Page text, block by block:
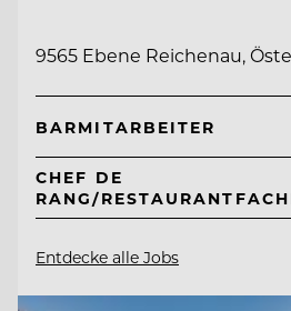
9565 Ebene Reichenau,
BARMITARBEITER
CHEF DE
RANG/
Entdecke alle Jobs